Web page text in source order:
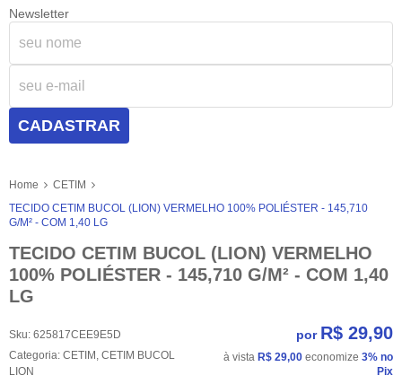
Newsletter
CADASTRAR
Home
CETIM
TECIDO CETIM BUCOL (LION) VERMELHO 100% POLIÉSTER - 145,710
G/M² - COM 1,40 LG
TECIDO CETIM BUCOL (LION) VERMELHO
100% POLIÉSTER - 145,710 G/M² - COM 1,40
LG
Sku: 625817CEE9E5D
Categoria: CETIM , CETIM BUCOL
LION
por R$ 29,90
à vista R$ 29,00 economize 3% no
Pix